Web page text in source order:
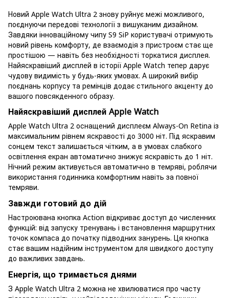
Новий Apple Watch Ultra 2 знову руйнує межі можливого,
поєднуючи передові технології з вишуканим дизайном.
Завдяки інноваційному чипу S9 SiP користувачі отримують
новий рівень комфорту, де взаємодія з пристроєм стає ще
простішою — навіть без необхідності торкатися дисплея.
Найяскравіший дисплей в історії Apple Watch тепер дарує
чудову видимість у будь-яких умовах. А широкий вибір
поєднань корпусу та ремінців додає стильного акценту до
вашого повсякденного образу.
Найяскравіший дисплей Apple Watch
Apple Watch Ultra 2 оснащений дисплеєм Always-On Retina із
максимальним рівнем яскравості до 3000 ніт. Під яскравим
сонцем текст залишається чітким, а в умовах слабкого
освітлення екран автоматично знижує яскравість до 1 ніт.
Нічний режим активується автоматично в темряві, роблячи
використання годинника комфортним навіть за повної
темряви.
Завжди готовий до дій
Настроювана кнопка Action відкриває доступ до численних
функцій: від запуску тренувань і встановлення маршрутних
точок компаса до початку підводних занурень. Ця кнопка
стає вашим надійним інструментом для швидкого доступу
до важливих завдань.
Енергія, що тримається днями
З Apple Watch Ultra 2 можна не хвилюватися про часту